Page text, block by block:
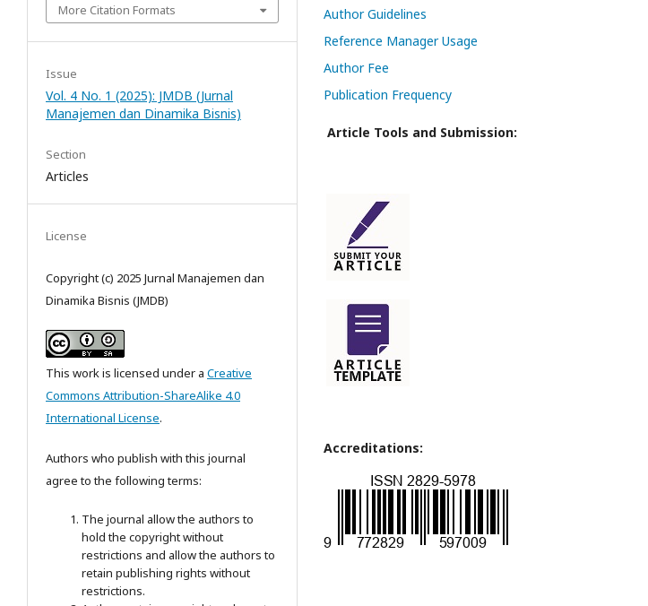
More Citation Formats
Issue
Vol. 4 No. 1 (2025): JMDB (Jurnal
Manajemen dan Dinamika Bisnis)
Section
Articles
License
Copyright (c) 2025 Jurnal Manajemen dan
Dinamika Bisnis (JMDB)
This work is licensed under a Creative
Commons Attribution-ShareAlike 4.0
International License.
Authors who publish with this journal
agree to the following terms:
The journal allow the authors to
hold the copyright without
restrictions and allow the authors to
retain publishing rights without
restrictions.
Author Guidelines
Reference Manager Usage
Author Fee
Publication Frequency
Article Tools and Submission:
Accreditations: